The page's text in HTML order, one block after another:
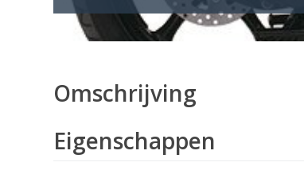
Omschrijving
Eigenschappen